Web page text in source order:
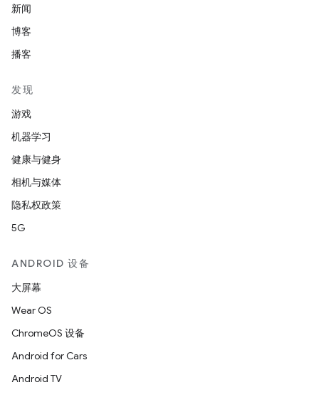
新闻
博客
播客
发现
游戏
机器学习
健康与健身
相机与媒体
隐私权政策
5G
ANDROID 设备
大屏幕
Wear OS
ChromeOS 设备
Android for Cars
Android TV